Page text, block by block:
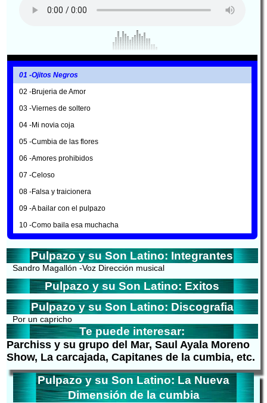
01 -Ojitos Negros
02 -Brujeria de Amor
03 -Viernes de soltero
04 -Mi novia coja
05 -Cumbia de las flores
06 -Amores prohibidos
07 -Celoso
08 -Falsa y traicionera
09 -A bailar con el pulpazo
10 -Como baila esa muchacha
Pulpazo y su Son Latino: Integrantes
Sandro Magallón -Voz Dirección musical
Pulpazo y su Son Latino: Exitos
Pulpazo y su Son Latino: Discografia
Por un capricho
Te puede interesar:
Parchiss y su grupo del Mar, Saul Ayala Moreno
Show, La carcajada, Capitanes de la cumbia, etc.
Pulpazo y su Son Latino: La Nueva
Dimensión de la cumbia